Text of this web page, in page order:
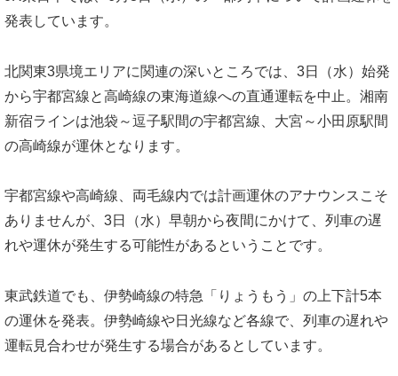
発表しています。
北関東3県境エリアに関連の深いところでは、3日（水）始発
から宇都宮線と高崎線の東海道線への直通運転を中止。湘南
新宿ラインは池袋～逗子駅間の宇都宮線、大宮～小田原駅間
の高崎線が運休となります。
宇都宮線や高崎線、両毛線内では計画運休のアナウンスこそ
ありませんが、3日（水）早朝から夜間にかけて、列車の遅
れや運休が発生する可能性があるということです。
東武鉄道でも、伊勢崎線の特急「りょうもう」の上下計5本
の運休を発表。伊勢崎線や日光線など各線で、列車の遅れや
運転見合わせが発生する場合があるとしています。